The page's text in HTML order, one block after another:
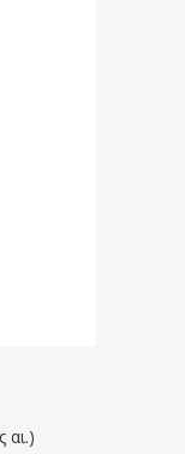
αι.)